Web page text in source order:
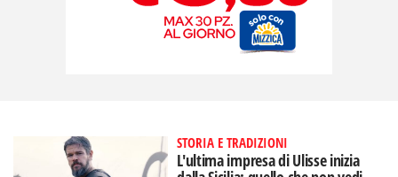
STORIA E TRADIZIONI
L'ultima impresa di Ulisse inizia